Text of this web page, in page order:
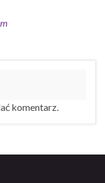
komentarz.